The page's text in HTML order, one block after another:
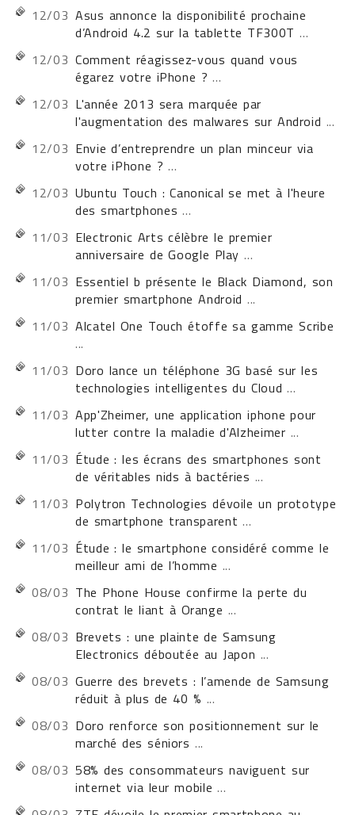
12/03 Asus annonce la disponibilité prochaine
d’Android 4.2 sur la tablette TF300T ...
12/03 Comment réagissez-vous quand vous
égarez votre iPhone ? ...
12/03 L'année 2013 sera marquée par
l'augmentation des malwares sur Android ...
12/03 Envie d’entreprendre un plan minceur via
votre iPhone ? ...
12/03 Ubuntu Touch : Canonical se met à l'heure
des smartphones ...
11/03 Electronic Arts célèbre le premier
anniversaire de Google Play...
11/03 Essentiel b présente le Black Diamond, son
premier smartphone Android ...
11/03 Alcatel One Touch étoffe sa gamme Scribe
...
11/03 Doro lance un téléphone 3G basé sur les
technologies intelligentes du Cloud ...
11/03 App'Zheimer, une application iphone pour
lutter contre la maladie d'Alzheimer ...
11/03 Étude : les écrans des smartphones sont
de véritables nids à bactéries ...
11/03 Polytron Technologies dévoile un prototype
de smartphone transparent ...
11/03 Étude : le smartphone considéré comme le
meilleur ami de l’homme ...
08/03 The Phone House confirme la perte du
contrat le liant à Orange ...
08/03 Brevets : une plainte de Samsung
Electronics déboutée au Japon ...
08/03 Guerre des brevets : l’amende de Samsung
réduit à plus de 40 % ...
08/03 Doro renforce son positionnement sur le
marché des séniors ...
08/03 58% des consommateurs naviguent sur
internet via leur mobile...